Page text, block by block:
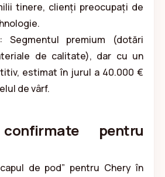
tinere, clienți preocupați de
Segmentul premium (dotări
de calitate), dar cu un
estimat în jurul a 40.000 €
de vârf.
pentru
de pod” pentru Chery în